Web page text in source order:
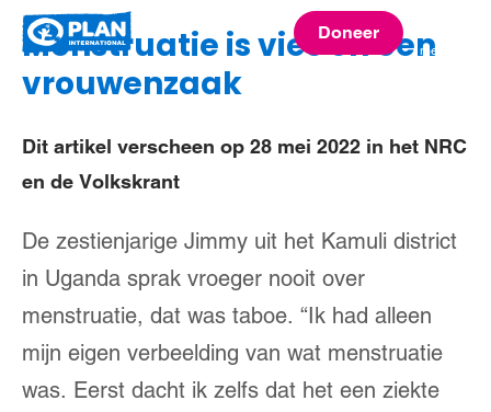
International
Doneer
menu
Menstruatie is vies en een
vrouwenzaak
Dit artikel verscheen op 28 mei 2022 in het NRC
en de Volkskrant
De zestienjarige Jimmy uit het Kamuli district
in Uganda sprak vroeger nooit over
menstruatie, dat was taboe. “Ik had alleen
mijn eigen verbeelding van wat menstruatie
was. Eerst dacht ik zelfs dat het een ziekte